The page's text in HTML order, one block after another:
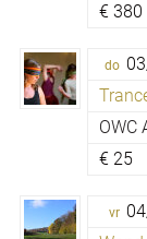
€ 380
do
OWC
€ 25
vr